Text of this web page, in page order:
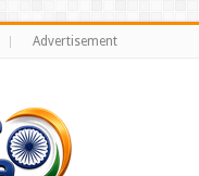
Advertisement